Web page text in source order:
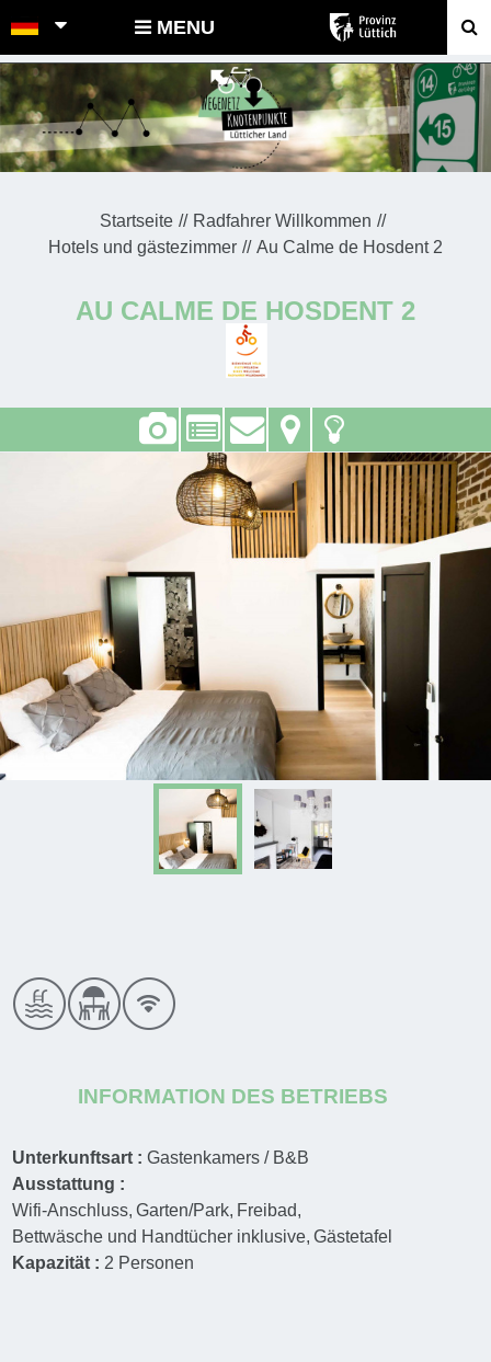
POINTS-NOEUDS MENU
Startseite
Radfahrer Willkommen
Hotels und gästezimmer
Au Calme de Hosdent 2
AU CALME DE HOSDENT 2
INFORMATION DES BETRIEBS
Unterkunftsart :Gastenkamers / B&B
Ausstattung :
Wifi-Anschluss Garten/Park Freibad
Bettwäsche und Handtücher inklusive Gästetafel
Kapazität : 2 Personen